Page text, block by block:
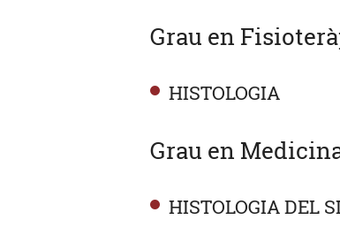
Grau en
HISTOLOGIA
Grau en
HISTOLOGIA DEL